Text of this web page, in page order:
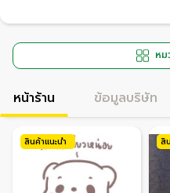
ห
หน้าร้าน ข้อมูลบริษัท
สินค้าแนะนำ สิ